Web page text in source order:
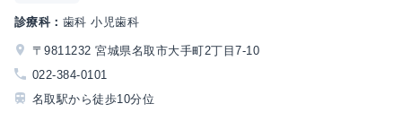
診療科： 歯科 小児歯科
〒9811232 宮城県名取市大手町2丁目7-10
022-384-0101
名取駅から徒歩10分位